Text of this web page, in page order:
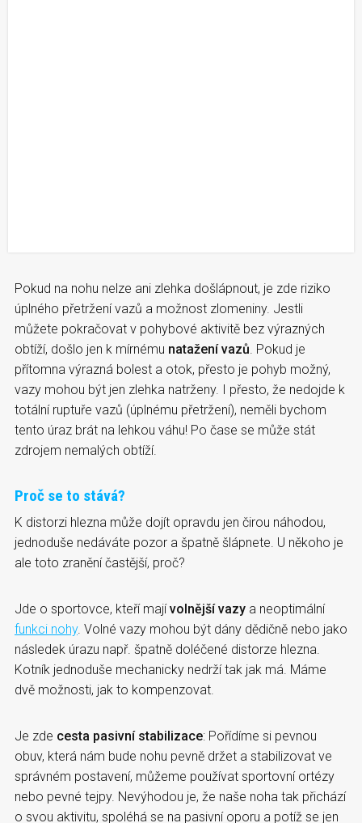
Pokud na nohu nelze ani zlehka došlápnout, je zde riziko
úplného přetržení vazů a možnost zlomeniny. Jestli
můžete pokračovat v pohybové aktivitě bez výrazných
obtíží, došlo jen k mírnému natažení vazů . Pokud je
přítomna výrazná bolest a otok, přesto je pohyb možný,
vazy mohou být jen zlehka natrženy. I přesto, že nedojde k
totální ruptuře vazů (úplnému přetržení), neměli bychom
tento úraz brát na lehkou váhu! Po čase se může stát
zdrojem nemalých obtíží.
Proč se to stává?
K distorzi hlezna může dojít opravdu jen čirou náhodou,
jednoduše nedáváte pozor a špatně šlápnete. U někoho je
ale toto zranění častější, proč?
Jde o sportovce, kteří majívolnější vazy a neoptimální
funkci nohy. Volné vazy mohou být dány dědičně nebo jako
následek úrazu např. špatně doléčené distorze hlezna.
Kotník jednoduše mechanicky nedrží tak jak má. Máme
dvě možnosti, jak to kompenzovat.
Je zde cesta pasivní stabilizace: Pořídíme si pevnou
obuv, která nám bude nohu pevně držet a stabilizovat ve
správném postavení, můžeme používat sportovní ortézy
nebo pevné tejpy. Nevýhodou je, že naše noha tak přichází
o svou aktivitu, spoléhá se na pasivní oporu a potíž se jen